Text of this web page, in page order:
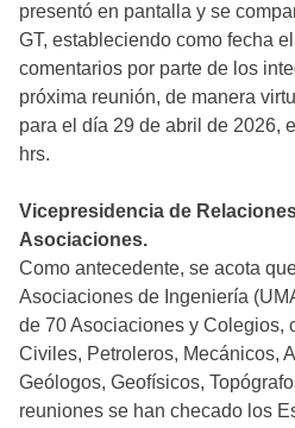
presentó en pantalla y se
GT, estableciendo como fecha
comentarios por parte de los
próxima reunión, de manera
para el día 29 de abril de 2026,
hrs.
Vicepresidencia de
Asociaciones.
Como antecedente, se acota
Asociaciones de Ingeniería
de 70 Asociaciones y Colegios,
Civiles, Petroleros, Mecánicos,
Geólogos, Geofísicos,
reuniones se han checado los